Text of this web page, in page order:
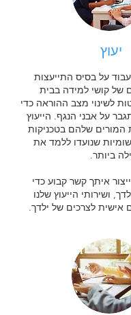
יעוץ
על בסיס התייעצות
של קושי למידה בבית
לשינוי מצב ההוראה כדי
על אבני הנגף. הייעוץ
המורים שלהם בטכניקות
שנועדו ללמד את
ביותר.
איתך קשר קבוע כדי
ושירותי הייעוץ שלנו
אישית לצרכים של ילדך.